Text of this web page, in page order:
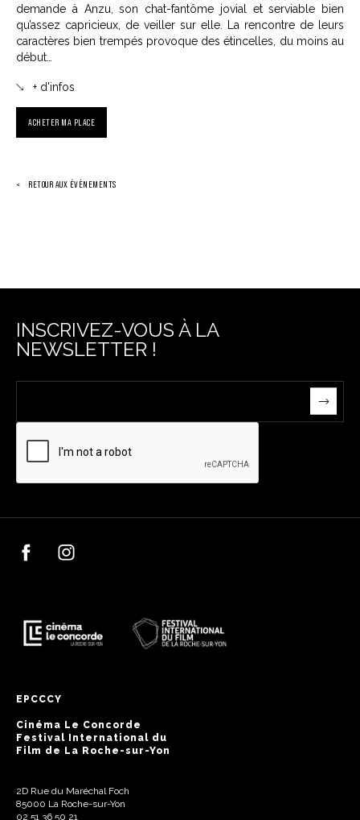
demande à Anzu, son chat-fantôme jovial et serviable bien
qu’assez capricieux, de veiller sur elle. La rencontre de leurs
caractères bien trempés provoque des étincelles, du moins au
début…
+ d'infos
ACHETER MA PLACE
RETOUR AUX ÉVÈNEMENTS
INSCRIVEZ-VOUS À LA
NEWSLETTER !
EPCCCY
Cinéma Le Concorde
Festival International du
Film de La Roche-sur-Yon
2D Rue du Maréchal Foch
85000 La Roche-sur-Yon
02 51 36 50 21